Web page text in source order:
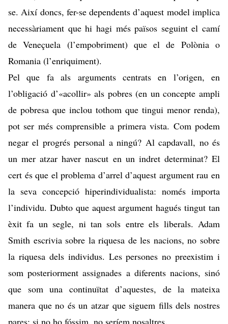
se. Així doncs, fer-se dependents d’aquest model implica
necessàriament que hi hagi més països seguint el camí
de Veneçuela (l’empobriment) que el de Polònia o
Romania (l’enriquiment).
Pel que fa als arguments centrats en l’origen, en
l’obligació d’«acollir» als pobres (en un concepte ampli
de pobresa que inclou tothom que tingui menor renda),
pot ser més comprensible a primera vista. Com podem
negar el progrés personal a ningú? Al capdavall, no és
un mer atzar haver nascut en un indret determinat? El
cert és que el problema d’arrel d’aquest argument rau en
la seva concepció hiperindividualista: només importa
l’individu. Dubto que aquest argument hagués tingut tan
èxit fa un segle, ni tan sols entre els liberals. Adam
Smith escrivia sobre la riquesa de les nacions, no sobre
la riquesa dels individus. Les persones no preexistim i
som posteriorment assignades a diferents nacions, sinó
que som una continuïtat d’aquestes, de la mateixa
manera que no és un atzar que siguem fills dels nostres
pares: si no ho fóssim, no seríem nosaltres.